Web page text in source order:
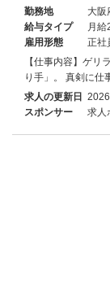
勤務地
大阪
給与タイプ
月
雇用形態
正社
【仕事内容】ゲリ
り手」。 真剣に仕
求人の更新日
スポンサー
求人